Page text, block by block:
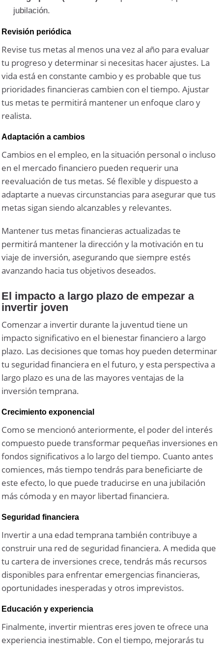
jubilación.
Revisión periódica
Revise tus metas al menos una vez al año para evaluar
tu progreso y determinar si necesitas hacer ajustes. La
vida está en constante cambio y es probable que tus
prioridades financieras cambien con el tiempo. Ajustar
tus metas te permitirá mantener un enfoque claro y
realista.
Adaptación a cambios
Cambios en el empleo, en la situación personal o incluso
en el mercado financiero pueden requerir una
reevaluación de tus metas. Sé flexible y dispuesto a
adaptarte a nuevas circunstancias para asegurar que tus
metas sigan siendo alcanzables y relevantes.
Mantener tus metas financieras actualizadas te
permitirá mantener la dirección y la motivación en tu
viaje de inversión, asegurando que siempre estés
avanzando hacia tus objetivos deseados.
El impacto a largo plazo de empezar a
invertir joven
Comenzar a invertir durante la juventud tiene un
impacto significativo en el bienestar financiero a largo
plazo. Las decisiones que tomas hoy pueden determinar
tu seguridad financiera en el futuro, y esta perspectiva a
largo plazo es una de las mayores ventajas de la
inversión temprana.
Crecimiento exponencial
Como se mencionó anteriormente, el poder del interés
compuesto puede transformar pequeñas inversiones en
fondos significativos a lo largo del tiempo. Cuanto antes
comiences, más tiempo tendrás para beneficiarte de
este efecto, lo que puede traducirse en una jubilación
más cómoda y en mayor libertad financiera.
Seguridad financiera
Invertir a una edad temprana también contribuye a
construir una red de seguridad financiera. A medida que
tu cartera de inversiones crece, tendrás más recursos
disponibles para enfrentar emergencias financieras,
oportunidades inesperadas y otros imprevistos.
Educación y experiencia
Finalmente, invertir mientras eres joven te ofrece una
experiencia inestimable. Con el tiempo, mejorarás tu